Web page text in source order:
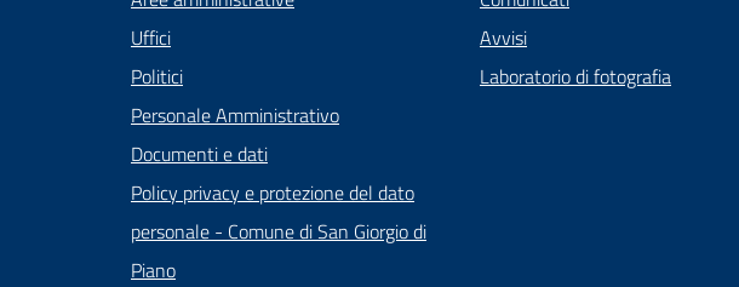
Uffici
Politici
Personale Amministrativo
Documenti e dati
Policy privacy e protezione del dato
personale - Comune di San Giorgio di
Piano
Avvisi
Laboratorio di fotografia